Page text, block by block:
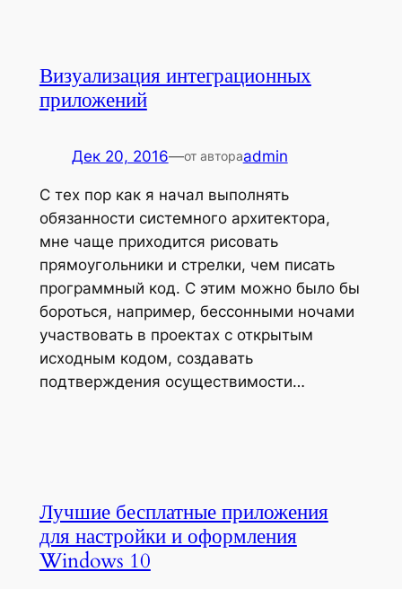
Визуализация интеграционных
приложений
Дек 20, 2016—от автораadmin
С тех пор как я начал выполнять
обязанности системного архитектора,
мне чаще приходится рисовать
прямоугольники и стрелки, чем писать
программный код. С этим можно было бы
бороться, например, бессонными ночами
участвовать в проектах с открытым
исходным кодом, создавать
подтверждения осуществимости…
Лучшие бесплатные приложения
для настройки и оформления
Windows 10